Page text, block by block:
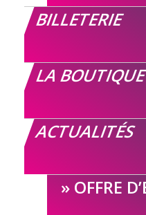
BILLETERIE
LA
ACTUALITÉS
OFFRE